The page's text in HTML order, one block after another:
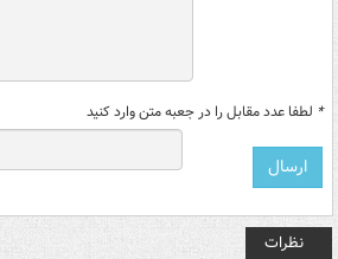
* لطفا عدد مقابل را در جعبه متن وارد کنید
نظرات